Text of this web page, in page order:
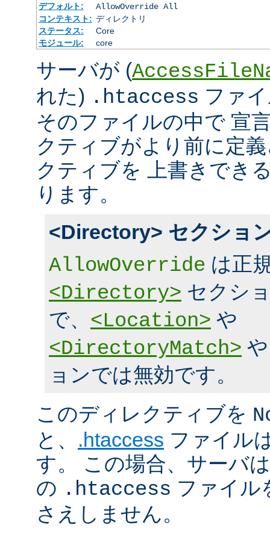
デフォルト:
AllowOverride All
コンテキスト: ディレクトリ
ステータス:
Core
モジュール:
core
サーバが (
れた) .htaccess ファ
そのファイルの中で 宣
クティブがより前に定
クティブを 上書きでき
ります。
<Directory> セクショ
AllowOverride は正
<Directory> セクシ
で、 <Location> や
<DirectoryMatch>
ョンでは無効です。
このディレクティブを
と、 .htaccess ファイル
す。 この場合、サーバ
の .htaccess ファイル
さえしません。